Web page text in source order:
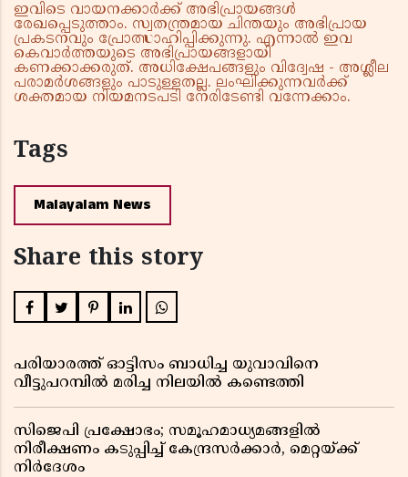
ഇവിടെ വായനക്കാർക്ക് അഭിപ്രായങ്ങൾ
രേഖപ്പെടുത്താം. സ്വതന്ത്രമായ ചിന്തയും അഭിപ്രായ
പ്രകടനവും പ്രോത്സാഹിപ്പിക്കുന്നു. എന്നാൽ ഇവ
കെവാർത്തയുടെ അഭിപ്രായങ്ങളായി
കണക്കാക്കരുത്. അധിക്ഷേപങ്ങളും വിദ്വേഷ - അശ്ലീല
പരാമർശങ്ങളും പാടുള്ളതല്ല. ലംഘിക്കുന്നവർക്ക്
ശക്തമായ നിയമനടപടി നേരിടേണ്ടി വന്നേക്കാം.
Tags
Malayalam News
Share this story
പരിയാരത്ത് ഓട്ടിസം ബാധിച്ച യുവാവിനെ
വീട്ടുപറമ്പിൽ മരിച്ച നിലയിൽ കണ്ടെത്തി
സിജെപി പ്രക്ഷോഭം; സമൂഹമാധ്യമങ്ങളിൽ
നിരീക്ഷണം കടുപ്പിച്ച് കേന്ദ്രസർക്കാർ, മെറ്റയ്ക്ക്
നിർദേശം